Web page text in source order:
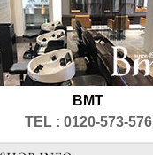
BMT
TEL : 0120-573-576